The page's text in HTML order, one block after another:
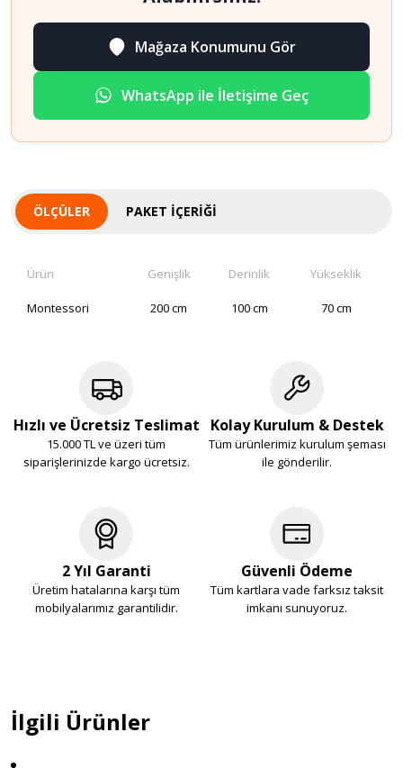
Mağaza Konumunu Gör
WhatsApp ile İletişime Geç
ÖLÇÜLER PAKET İÇERIĞI
Ürün Genişlik Derinlik Yükseklik
Montessori 200 cm 100 cm 70 cm
Hızlı ve Ücretsiz Teslimat
15.000 TL ve üzeri tüm
siparişlerinizde kargo ücretsiz.
Kolay Kurulum & Destek
Tüm ürünlerimiz kurulum şeması
ile gönderilir.
2 Yıl Garanti
Üretim hatalarına karşı tüm
mobilyalarımız garantilidir.
Güvenli Ödeme
Tüm kartlara vade farksız taksit
imkanı sunuyoruz.
İlgili Ürünler